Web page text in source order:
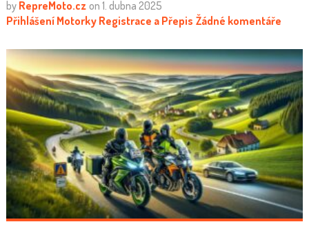
by RepreMoto.cz on 1. dubna 2025
Přihlášení Motorky Registrace a Přepis Žádné komentáře